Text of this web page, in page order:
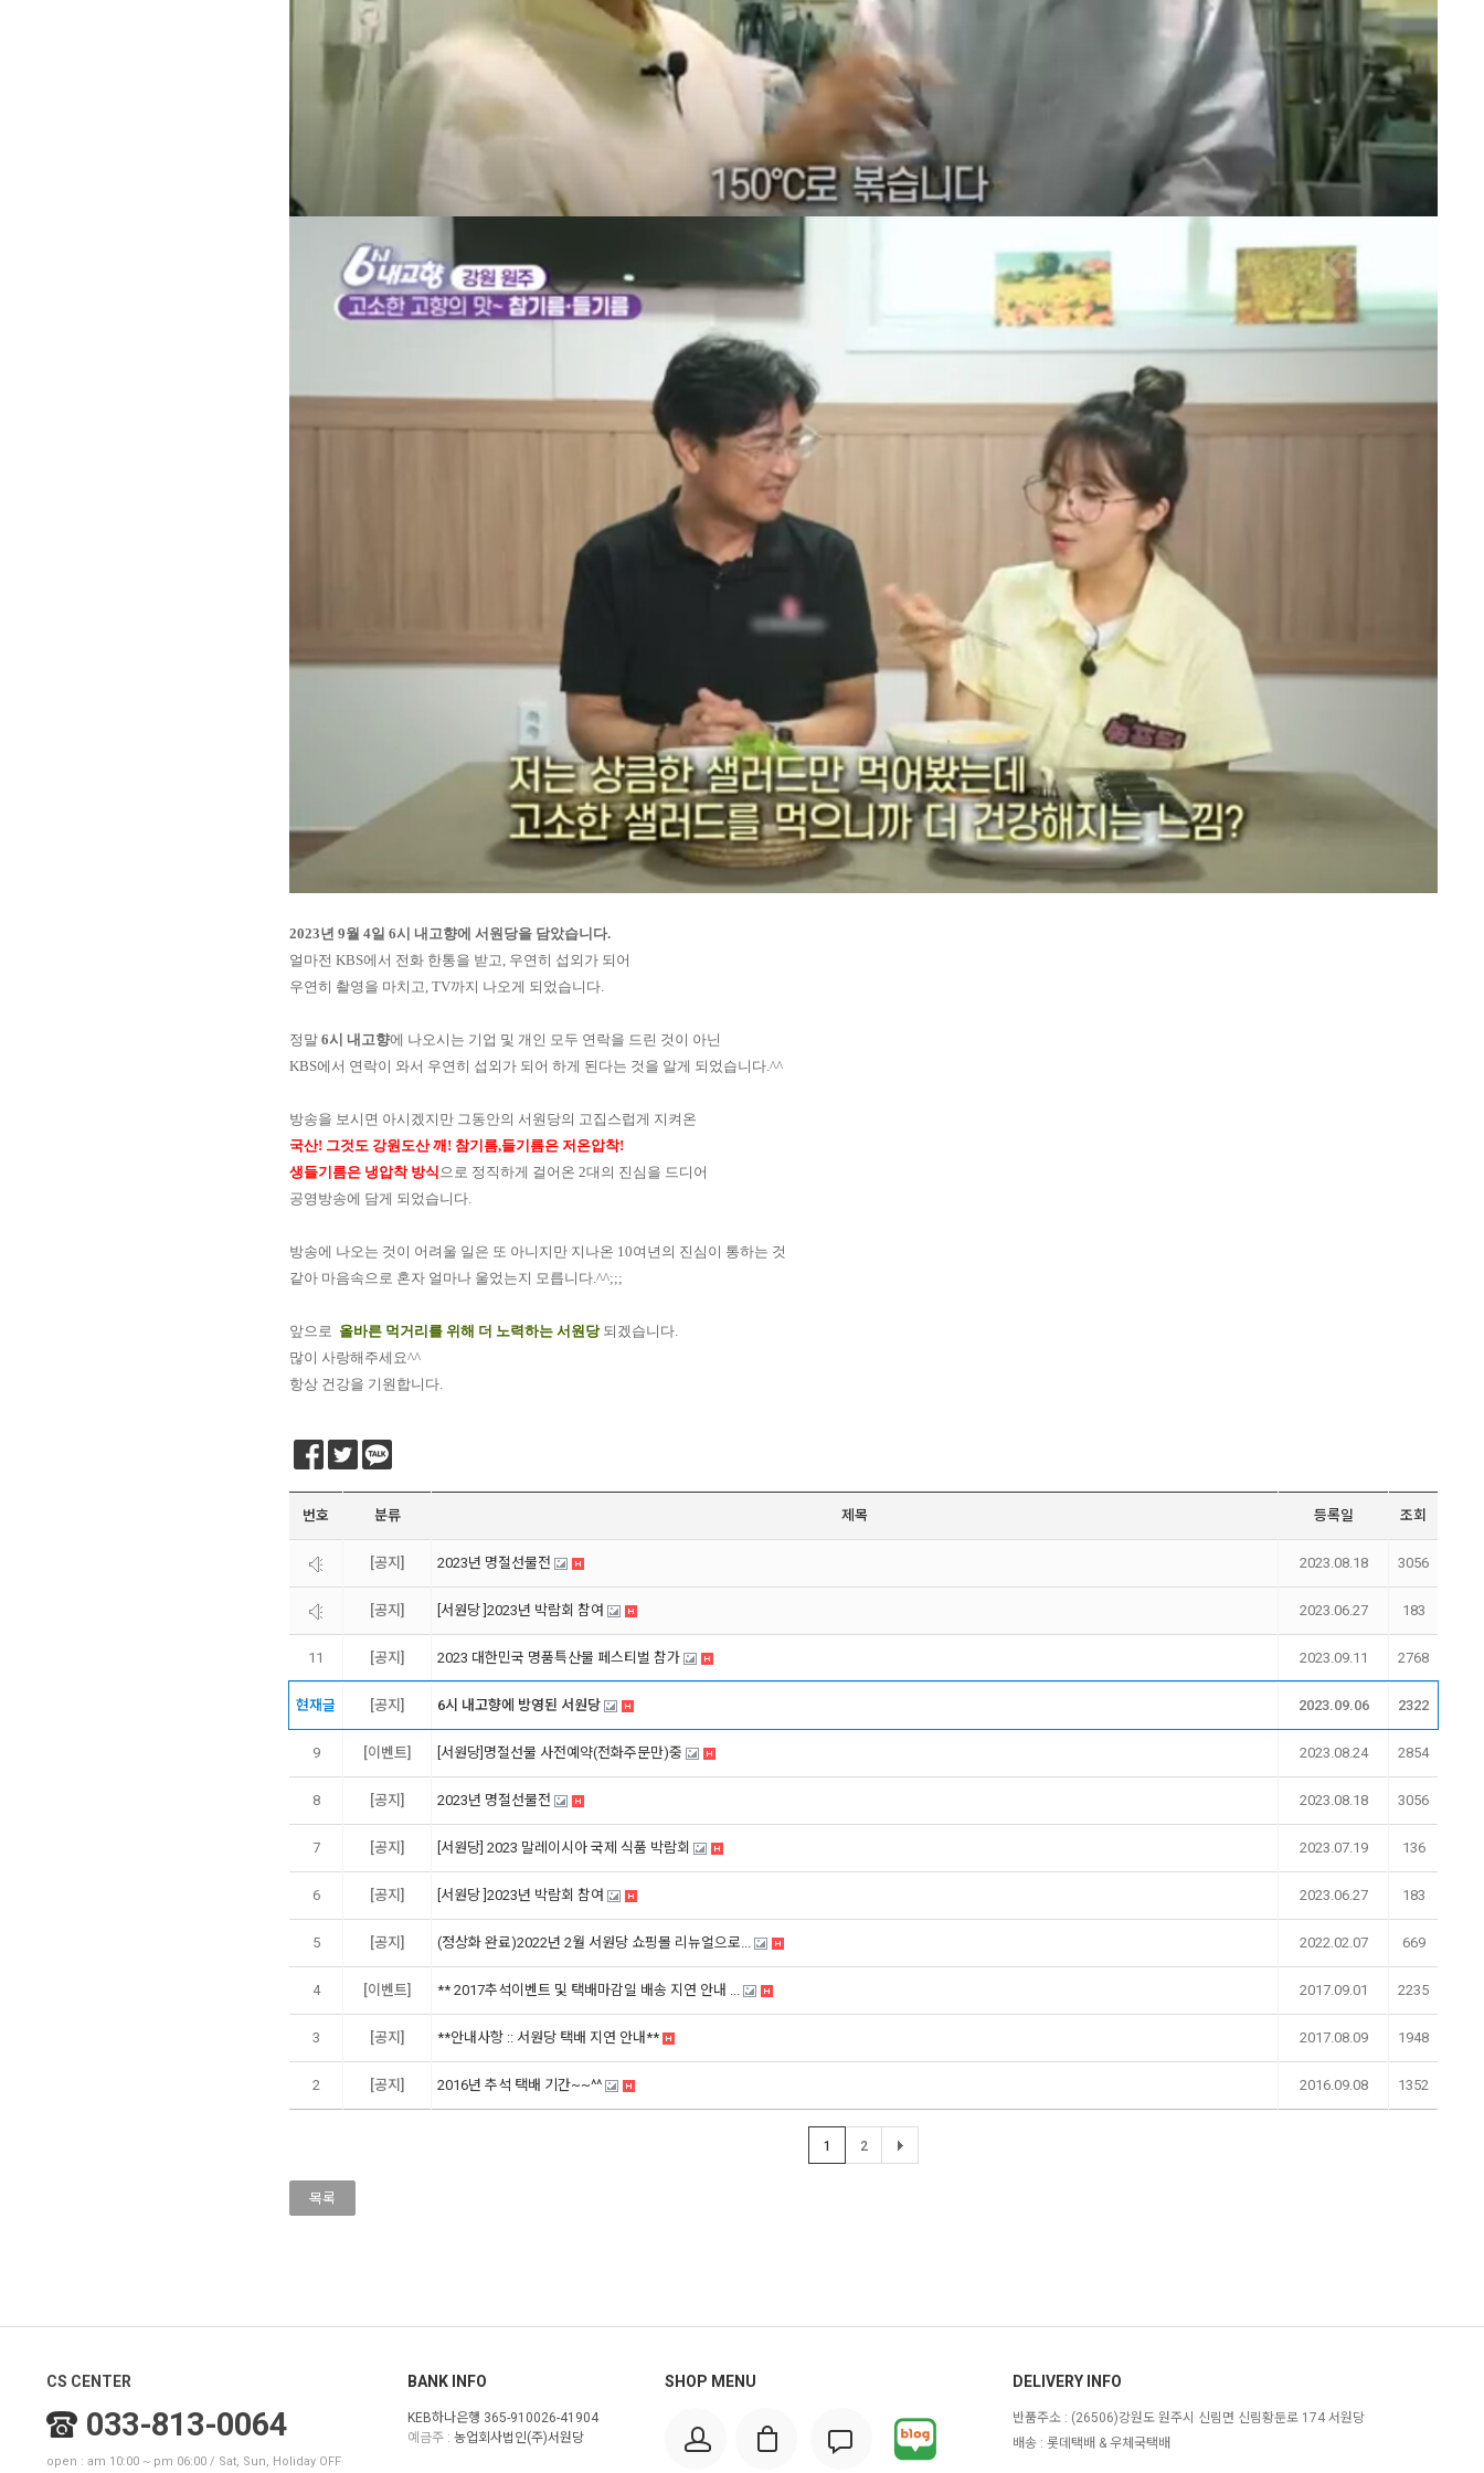
2023년 9월 4일 6시 내고향에 서원당을 담았습니다.
얼마전 KBS에서 전화 한통을 받고, 우연히 섭외가 되어
우연히 촬영을 마치고, TV까지 나오게 되었습니다.
정말 6시 내고향에 나오시는 기업 및 개인 모두 연락을 드린 것이 아닌
KBS에서 연락이 와서 우연히 섭외가 되어 하게 된다는 것을 알게 되었습니다.^^
방송을 보시면 아시겠지만 그동안의 서원당의 고집스럽게 지켜온
국산! 그것도 강원도산 깨! 참기름,들기름은 저온압착!
생들기름은 냉압착 방식으로 정직하게 걸어온 2대의 진심을 드디어
공영방송에 담게 되었습니다.
방송에 나오는 것이 어려울 일은 또 아니지만 지나온 10여년의 진심이 통하는 것
같아 마음속으로 혼자 얼마나 울었는지 모릅니다.^^;;;
앞으로 올바른 먹거리를 위해 더 노력하는 서원당되겠습니다.
많이 사랑해주세요^^
항상 건강을 기원합니다.
번호 분류 제목 등록일 조회
[공지] 2023년 명절선물전 2023.08.18 3056
[공지] [서원당 ]2023년 박람회 참여 2023.06.27 183
11 [공지] 2023 대한민국 명품특산물 페스티벌 참가 2023.09.11 2768
현재글 [공지] 6시 내고향에 방영된 서원당 2023.09.06 2322
9 [이벤트] [서원당]명절선물 사전예약(전화주문만)중 2023.08.24 2854
8 [공지] 2023년 명절선물전 2023.08.18 3056
7 [공지] [서원당] 2023 말레이시아 국제 식품 박람회 2023.07.19 136
6 [공지] [서원당 ]2023년 박람회 참여 2023.06.27 183
5 [공지] (정상화 완료)2022년 2월 서원당 쇼핑몰 리뉴얼으로... 2022.02.07 669
4 [이벤트] ** 2017추석이벤트 및 택배마감일 배송 지연 안내 ... 2017.09.01 2235
3 [공지] **안내사항 :: 서원당 택배 지연 안내** 2017.08.09 1948
2 [공지] 2016년 추석 택배 기간~~^^ 2016.09.08 1352
1 2
목록
CS CENTER
033-813-0064
open : am 10:00 ~ pm 06:00 / Sat, Sun, Holiday OFF
BANK INFO
KEB하나은행 365-910026-41904
예금주 : 농업회사법인(주)서원당
SHOP MENU DELIVERY INFO
반품주소 : (26506)강원도 원주시 신림면 신림황둔로 174 서원당
배송 : 롯데택배 & 우체국택배